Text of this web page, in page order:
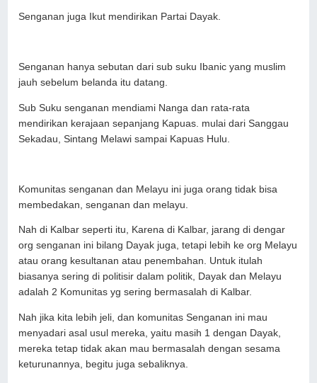
Senganan juga Ikut mendirikan Partai Dayak.
Senganan hanya sebutan dari sub suku Ibanic yang muslim
jauh sebelum belanda itu datang.
Sub Suku senganan mendiami Nanga dan rata-rata
mendirikan kerajaan sepanjang Kapuas. mulai dari Sanggau
Sekadau, Sintang Melawi sampai Kapuas Hulu.
Komunitas senganan dan Melayu ini juga orang tidak bisa
membedakan, senganan dan melayu.
Nah di Kalbar seperti itu, Karena di Kalbar, jarang di dengar
org senganan ini bilang Dayak juga, tetapi lebih ke org Melayu
atau orang kesultanan atau penembahan. Untuk itulah
biasanya sering di politisir dalam politik, Dayak dan Melayu
adalah 2 Komunitas yg sering bermasalah di Kalbar.
Nah jika kita lebih jeli, dan komunitas Senganan ini mau
menyadari asal usul mereka, yaitu masih 1 dengan Dayak,
mereka tetap tidak akan mau bermasalah dengan sesama
keturunannya, begitu juga sebaliknya.